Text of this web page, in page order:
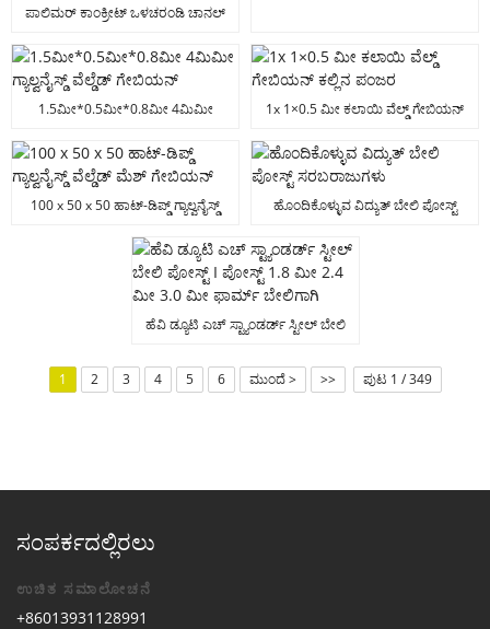
ಪಾಲಿಮರ್ ಕಾಂಕ್ರೀಟ್ ಒಳಚರಂಡಿ ಚಾನಲ್
ಸರಬರಾಜುದಾರ
1.5ಮೀ*0.5ಮೀ*0.8ಮೀ 4ಮಿಮೀ
1x 1×0.5 ಮೀ ಕಲಾಯಿ ವೆಲ್ಡ್ ಗೇಬಿಯನ್
100 x 50 x 50 ಹಾಟ್-ಡಿಪ್ಡ್ ಗ್ಯಾಲ್ವನೈಸ್ಡ್
ಹೊಂದಿಕೊಳ್ಳುವ ವಿದ್ಯುತ್ ಬೇಲಿ ಪೋಸ್ಟ್
ಹೆವಿ ಡ್ಯೂಟಿ ಎಚ್ ಸ್ಟ್ಯಾಂಡರ್ಡ್ ಸ್ಟೀಲ್ ಬೇಲಿ
ಮೀ ಫಾರ್ಮ್ ಬೇಲಿಗಾಗಿ
1
2 3 4 5 6 ಮುಂದೆ > >> ಪುಟ 1 / 349
ಸಂಪರ್ಕದಲ್ಲಿರಲು
ಉಚಿತ ಸಮಾಲೋಚನೆ
+86013931128991